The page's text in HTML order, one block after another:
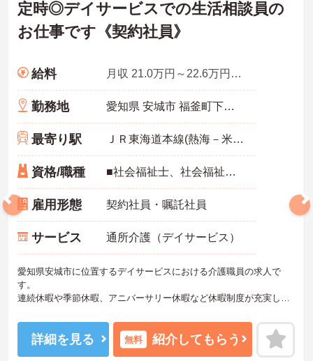
定時◎デイサービスでの生活相談員の
お仕事です《契約社員》
給料 月収 21.0万円～22.6万円程度
勤務地 愛知県 安城市 福釜町下山81番地1
最寄り駅 ＪＲ東海道本線(熱海－米原)「東刈谷駅」バス・車11分
資格/職種 ■社会福祉士、社会福祉主事任用、介護福祉士、介護支援専門員いずれか
雇用形態 契約社員・嘱託社員
サービス 通所介護（デイサービス）
愛知県安城市に位置するデイサービスにおける介護職員の求人で
す。
連続休暇や季節休暇、アニバーサリー休暇など休暇制度が充実して
研修や勉強会などスキルアップの為の教育体制も充実です！
賞与の支給実績もあり、モチベーションにもつながります。
ご興味ある方には、面接のポイントなど、さらに詳細をお話致しま
詳細を見る 無料 紹介してもらう